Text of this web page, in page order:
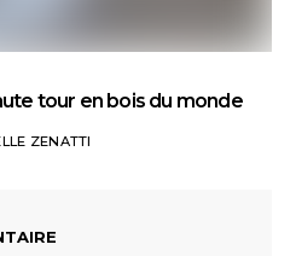
tour en bois du monde
ZENATTI